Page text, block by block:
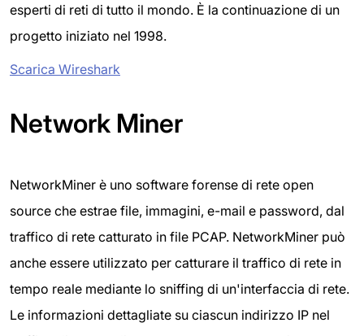
esperti di reti di tutto il mondo. È la continuazione di un
progetto iniziato nel 1998.
Scarica Wireshark
Network Miner
NetworkMiner è uno software forense di rete open
source che estrae file, immagini, e-mail e password, dal
traffico di rete catturato in file PCAP. NetworkMiner può
anche essere utilizzato per catturare il traffico di rete in
tempo reale mediante lo sniffing di un'interfaccia di rete.
Le informazioni dettagliate su ciascun indirizzo IP nel